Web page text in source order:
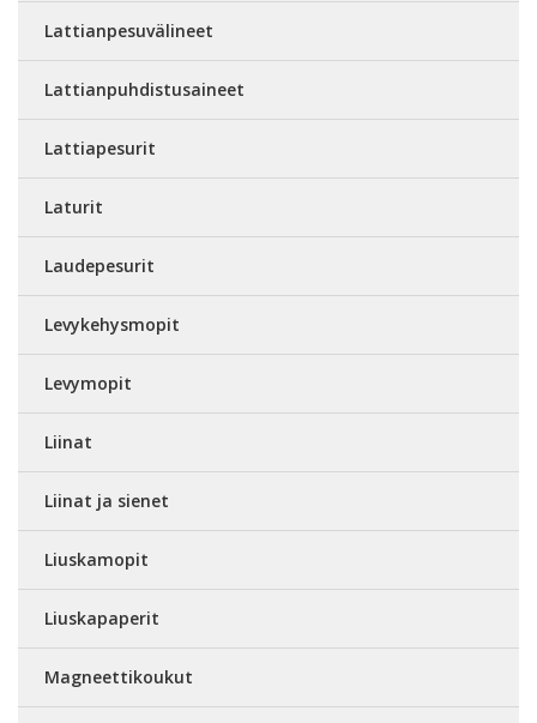
Lattianpesuvälineet
Lattianpuhdistusaineet
Lattiapesurit
Laturit
Laudepesurit
Levykehysmopit
Levymopit
Liinat
Liinat ja sienet
Liuskamopit
Liuskapaperit
Magneettikoukut